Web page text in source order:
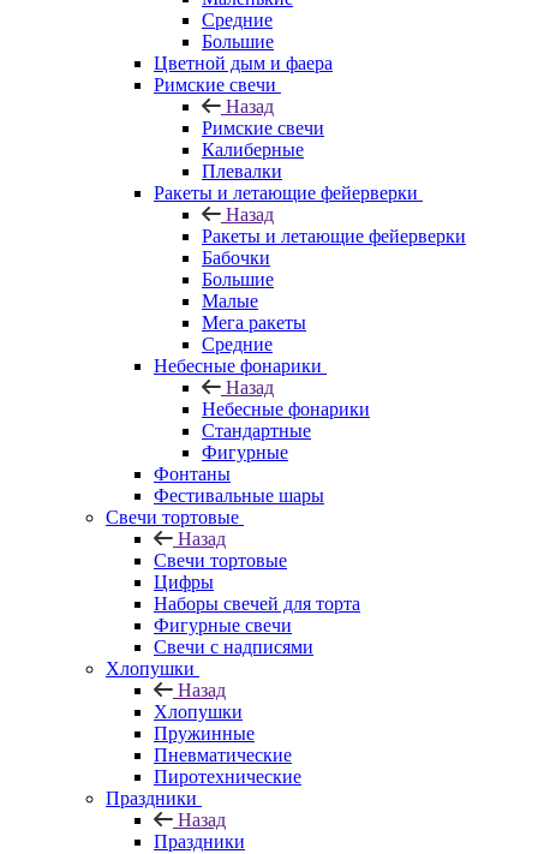
Средние
Большие
Цветной дым и фаера
Римские свечи
Назад
Римские свечи
Калиберные
Плевалки
Ракеты и летающие фейерверки
Назад
Ракеты и летающие фейерверки
Бабочки
Большие
Малые
Мега ракеты
Средние
Небесные фонарики
Назад
Небесные фонарики
Стандартные
Фигурные
Фонтаны
Фестивальные шары
Свечи тортовые
Назад
Свечи тортовые
Цифры
Наборы свечей для торта
Фигурные свечи
Свечи с надписями
Хлопушки
Назад
Хлопушки
Пружинные
Пневматические
Пиротехнические
Праздники
Назад
Праздники